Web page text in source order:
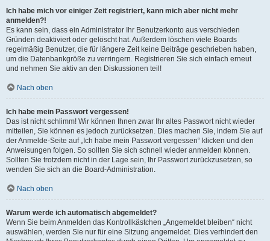
Ich habe mich vor einiger Zeit registriert, kann mich aber nicht mehr
anmelden?!
Es kann sein, dass ein Administrator Ihr Benutzerkonto aus verschieden
Gründen deaktiviert oder gelöscht hat. Außerdem löschen viele Boards
regelmäßig Benutzer, die für längere Zeit keine Beiträge geschrieben haben,
um die Datenbankgröße zu verringern. Registrieren Sie sich einfach erneut
und nehmen Sie aktiv an den Diskussionen teil!
Nach oben
Ich habe mein Passwort vergessen!
Das ist nicht schlimm! Wir können Ihnen zwar Ihr altes Passwort nicht wieder
mitteilen, Sie können es jedoch zurücksetzen. Dies machen Sie, indem Sie auf
der Anmelde-Seite auf „Ich habe mein Passwort vergessen“ klicken und den
Anweisungen folgen. So sollten Sie sich schnell wieder anmelden können.
Sollten Sie trotzdem nicht in der Lage sein, Ihr Passwort zurückzusetzen, so
wenden Sie sich an die Board-Administration.
Nach oben
Warum werde ich automatisch abgemeldet?
Wenn Sie beim Anmelden das Kontrollkästchen „Angemeldet bleiben“ nicht
auswählen, werden Sie nur für eine Sitzung angemeldet. Dies verhindert den